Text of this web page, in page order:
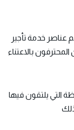
عناصر خدمة تأجير
بالاعتناء
التي يلتقون فيها